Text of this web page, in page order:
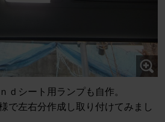
ｄシート用ランプも自作。
で左右分作成し取り付けてみまし